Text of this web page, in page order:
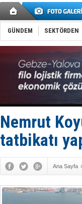
GÜNDEM SEKTÖRDEN
Nemrut
tatbikatı
Ana Sayfa